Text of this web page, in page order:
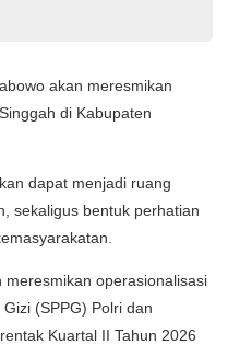
akan meresmikan
di Kabupaten
dapat menjadi ruang
sekaligus bentuk perhatian
operasionalisasi
(SPPG) Polri dan
Kuartal II Tahun 2026